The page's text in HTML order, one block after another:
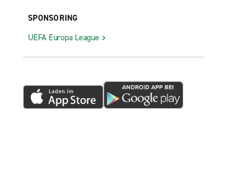
SPONSORING
UEFA Europa League